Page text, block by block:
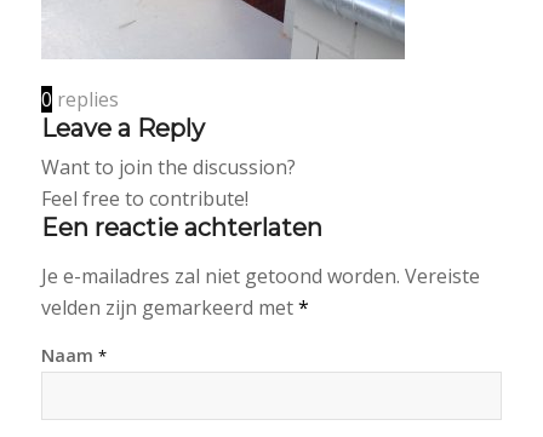
0 replies
Leave a Reply
Want to join the discussion?
Feel free to contribute!
Een reactie achterlaten
Je e-mailadres zal niet getoond worden. Vereiste
velden zijn gemarkeerd met*
Naam *